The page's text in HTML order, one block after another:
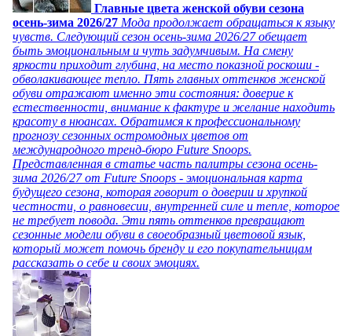
Главные цвета женской обуви сезона
осень-зима 2026/27 Мода продолжает обращаться к языку
чувств. Следующий сезон осень-зима 2026/27 обещает
быть эмоциональным и чуть задумчивым. На смену
яркости приходит глубина, на место показной роскоши -
обволакивающее тепло. Пять главных оттенков женской
обуви отражают именно эти состояния: доверие к
естественности, внимание к фактуре и желание находить
красоту в нюансах. Обратимся к профессиональному
прогнозу сезонных остромодных цветов от
международного тренд-бюро Future Snoops.
Представленная в статье часть палитры сезона осень-
зима 2026/27 от Future Snoops - эмоциональная карта
будущего сезона, которая говорит о доверии и хрупкой
честности, о равновесии, внутренней силе и тепле, которое
не требует повода. Эти пять оттенков превращают
сезонные модели обуви в своеобразный цветовой язык,
который может помочь бренду и его покупательницам
рассказать о себе и своих эмоциях.